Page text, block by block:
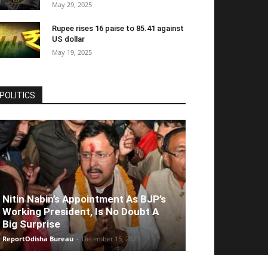
May 29, 2025
Rupee rises 16 paise to 85.41 against
US dollar
May 19, 2025
POLITICS
Nitin Nabin’s Appointment As BJP’s
Working President, Is No Doubt A
Big Surprise
ReportOdisha Bureau - December 15, 2025